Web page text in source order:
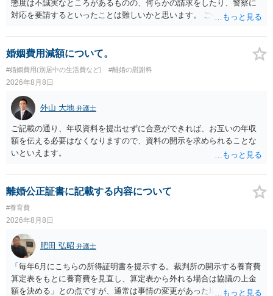
態度は不誠実なところがあるものの、何らかの請求をしたり、警察に
対応を要請するといったことは難しいかと思います。 ご参考になれば
婚姻費用減額について。
#婚姻費用(別居中の生活費など) #離婚の慰謝料
2026年8月8日
外山 大地 弁護士
ご記載の通り、年収資料を提出せずに合意ができれば、お互いの年収
額を伝える必要はなくなりますので、資料の開示を求められることな
いといえます。
離婚公正証書に記載する内容について
#養育費
2026年8月8日
肥田 弘昭 弁護士
「毎年6月にこちらの所得証明書を提示する。裁判所の開示する養育費
算定表をもとに養育費を見直し、算定表から外れる場合は協議の上金
額を決める」との点ですが、通常は事情の変更があった場合に変更し